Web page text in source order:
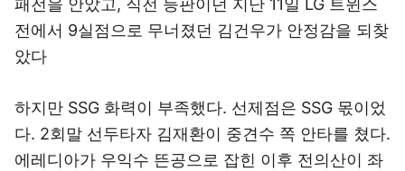
패전을 안았고, 직전 등판이던 지난 11일 LG 트윈스
전에서 9실점으로 무너졌던 김건우가 안정감을 되찾
았다
하지만 SSG 화력이 부족했다. 선제점은 SSG 몫이었
다. 2회말 선두타자 김재환이 중견수 쪽 안타를 쳤다.
에레디아가 우익수 뜬공으로 잡힌 이후 전의산이 좌